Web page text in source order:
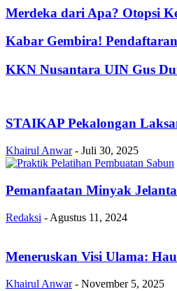
Merdeka dari Apa? Otopsi
Kabar Gembira!
KKN Nusantara UIN Gus
STAIKAP Pekalongan
Khairul Anwar - Juli 30, 2025
Pemanfaatan Minyak
Redaksi - Agustus 11, 2024
Meneruskan Visi Ulama:
Khairul Anwar - November 5, 2025